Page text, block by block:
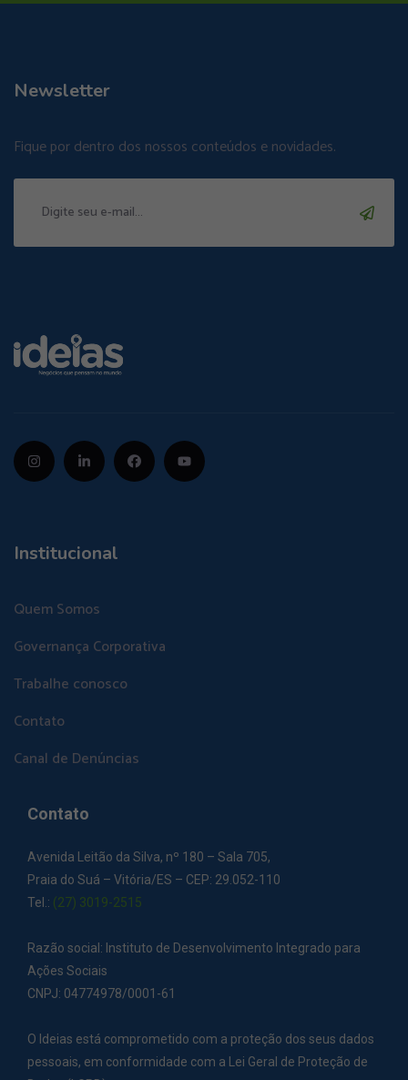
Newsletter
Fique por dentro dos nossos conteúdos e novidades.
Institucional
Quem Somos
Governança Corporativa
Trabalhe conosco
Contato
Canal de Denúncias
Contato
Avenida Leitão da Silva, nº 180 – Sala 705,
Praia do Suá – Vitória/ES – CEP: 29.052-110
Tel.: (27) 3019-2515
Razão social: Instituto de Desenvolvimento Integrado para
Ações Sociais
CNPJ: 04774978/0001-61
O Ideias está comprometido com a proteção dos seus dados
pessoais, em conformidade com a Lei Geral de Proteção de